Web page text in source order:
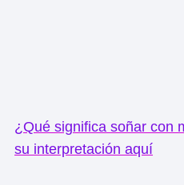
¿Qué significa soñar con
su interpretación aquí